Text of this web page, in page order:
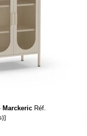
Marckeric Réf.